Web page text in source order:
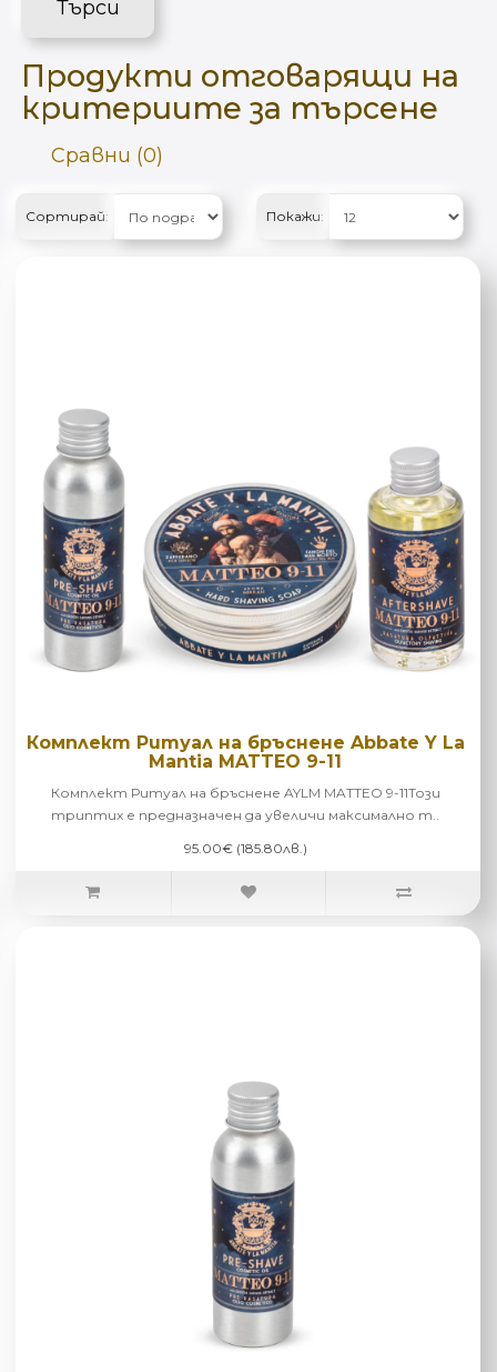
Продукти отговарящи на
критериите за търсене
Сравни (0)
Сортирай: Покажи:
Комплект Ритуал на бръснене Abbate Y La
Mantia MATTEO 9-11
Комплект Ритуал на бръснене AYLM MATTEO 9-11Този
триптих е предназначен да увеличи максимално т..
95.00€ (185.80лв.)